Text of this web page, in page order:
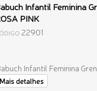
Infantil Feminina
PINK
22901
Infantil Feminina
Mais detalhes